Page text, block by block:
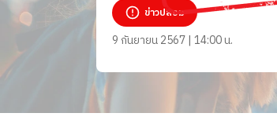
ข่าวปลอม
9 กันยายน 2567 | 14:00 น.